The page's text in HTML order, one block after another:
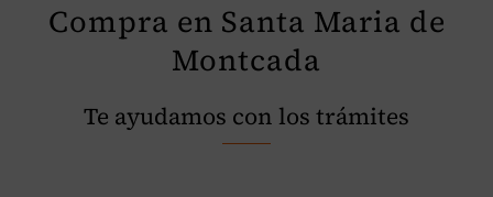
Compra en Santa Maria de
Montcada
Te ayudamos con los trámites